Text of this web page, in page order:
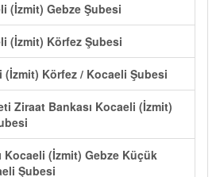
(İzmit) Gebze Şubesi
(İzmit) Körfez Şubesi
(İzmit) Körfez / Kocaeli Şubesi
Ziraat Bankası Kocaeli (İzmit)
Kocaeli (İzmit) Gebze Küçük
Şubesi